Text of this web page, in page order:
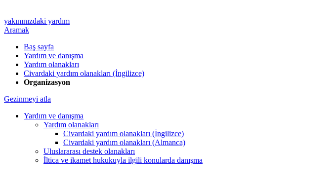
yakınınızdaki yardım
Aramak
Baş sayfa
Yardım ve danışma
Yardım olanakları
Civardaki yardım olanakları (İngilizce)
Organizasyon
Gezinmeyi atla
Yardım ve danışma
Yardım olanakları
Civardaki yardım olanakları (İngilizce)
Civardaki yardım olanakları (Almanca)
Uluslararası destek olanakları
İltica ve ikamet hukukuyla ilgili konularda danışma